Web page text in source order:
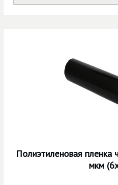
Полиэтиленовая
мкм